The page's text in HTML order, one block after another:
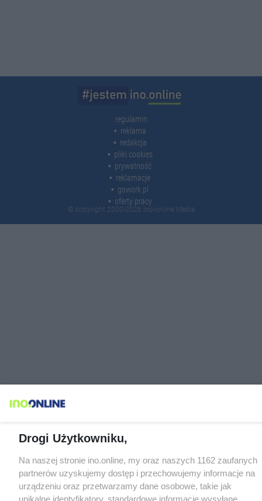
regulamin
reklama
redakcja
pliki cookies
prywatność
reklamacje
gowork.pl
oferty pracy
© copyright 2000-2026 Ino-online Media
Drogi Użytkowniku,
Na naszej stronie ino.online, my oraz naszych 1162 zaufanych
partnerów uzyskujemy dostęp i przechowujemy informacje na
urządzeniu oraz przetwarzamy dane osobowe, takie jak
unikalne identyfikatory, standardowe informacje wysyłane